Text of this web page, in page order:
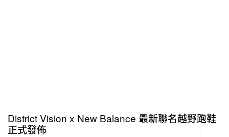
District Vision x New Balance 最新聯名越野跑鞋
正式發佈